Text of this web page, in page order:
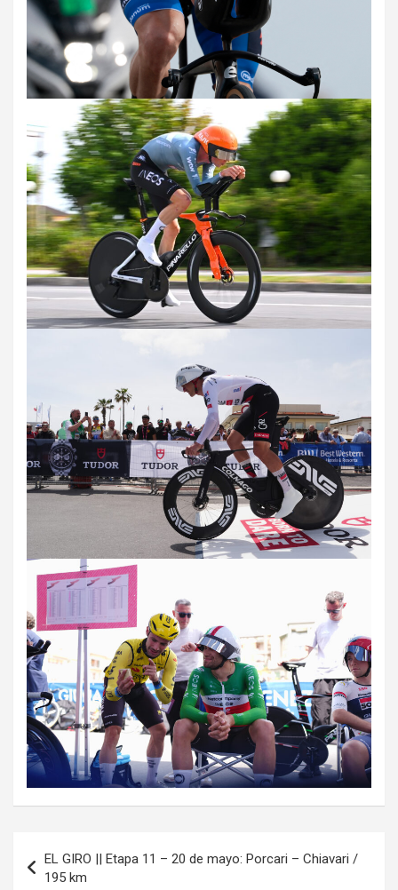
de
EL GIRO || Etapa 11 – 20 de mayo: Porcari – Chiavari /
195 km